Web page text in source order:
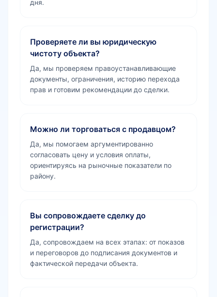
дня.
Проверяете ли вы юридическую
чистоту объекта?
Да, мы проверяем правоустанавливающие
документы, ограничения, историю перехода
прав и готовим рекомендации до сделки.
Можно ли торговаться с продавцом?
Да, мы помогаем аргументированно
согласовать цену и условия оплаты,
ориентируясь на рыночные показатели по
району.
Вы сопровождаете сделку до
регистрации?
Да, сопровождаем на всех этапах: от показов
и переговоров до подписания документов и
фактической передачи объекта.